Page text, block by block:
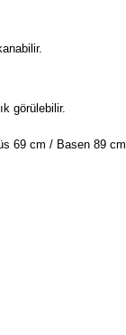
görülebilir.
69 cm / Basen 89 cm